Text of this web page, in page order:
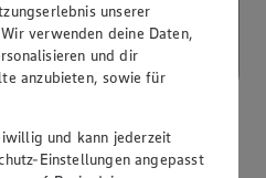
unserer
verwenden deine Daten,
und dir
anzubieten, sowie für
und kann jederzeit
Einstellungen angepasst